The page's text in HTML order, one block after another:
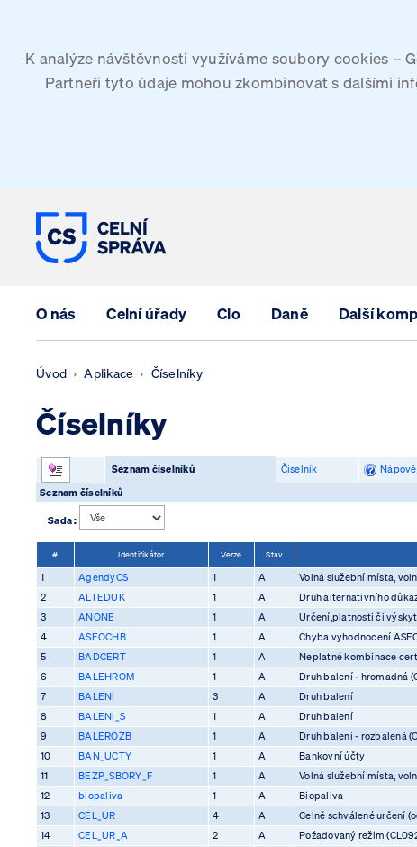
K analýze návštěvnosti využíváme soubory cookies –
Partneři tyto údaje mohou zkombinovat s dalšími
O nás Celní úřady Clo Daně Další
Úvod Aplikace Číselníky
Číselníky
Seznam číselníků Číselník
Seznam číselníků
Sada :
# Identifikátor Verze Stav
1 AgendyCS 1 A Volná služební místa,
2
ALTEDUK 1 A Druh alternativního
3
ANONE 1 A Určení,platnosti či
4
ASEOCHB 1 A Chyba vyhodnocení
5
BADCERT 1 A Neplatné kombinace
6
BALEHROM 1 A Druh balení - hromadná
7
BALENI 3 A Druh balení
8
BALENI_S 1 A Druh balení
9
BALEROZB 1 A Druh balení - rozbalená
10
BAN_UCTY 1 A Bankovní účty
11
BEZP_SBORY_F 1 A Volná služební místa,
12
biopaliva 1 A Biopaliva
13
CEL_UR 4 A Celně schválené určení
14
CEL_UR_A 2 A Požadovaný režim